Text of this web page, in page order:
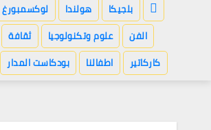
بلجيكا هولندا لوكسمبورغ
الفن
علوم وتكنولوجيا ثقافة
كاركاتير
اطفالنا بودكاست المدار